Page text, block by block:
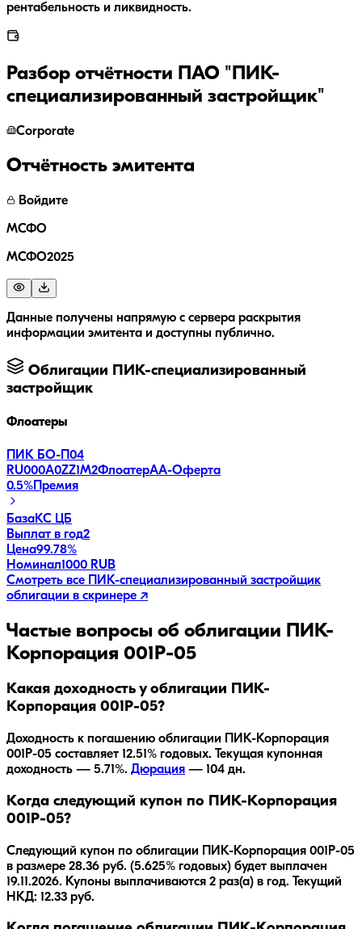
рентабельность и ликвидность.
Разбор отчётности ПАО "ПИК-
специализированный застройщик"
Corporate
Отчётность эмитента
Войдите
МСФО
МСФО2025
Данные получены напрямую с сервера раскрытия
информации эмитента и доступны публично.
Облигации ПИК-специализированный
застройщик
Флоатеры
ПИК БО-П04
RU000A0ZZ1M2ФлоатерAA-Оферта
0.5%Премия
БазаКС ЦБ
Выплат в год2
Цена99.78%
Номинал1000 RUB
Смотреть все ПИК-специализированный застройщик
облигации в скринере ↗
Частые вопросы об облигации ПИК-
Корпорация 001Р-05
Какая доходность у облигации ПИК-
Корпорация 001Р-05?
Доходность к погашению облигации
ПИК-Корпорация
001Р-05 составляет 12.51% годовых. Текущая купонная
доходность — 5.71%. Дюрация — 104 дн.
Когда следующий купон по ПИК-Корпорация
001Р-05?
Следующий купон по облигации ПИК-Корпорация 001Р-05
в размере 28.36 руб. (5.625% годовых) будет выплачен
19.11.2026. Купоны выплачиваются 2 раз(а) в год. Текущий
НКД: 12.33 руб.